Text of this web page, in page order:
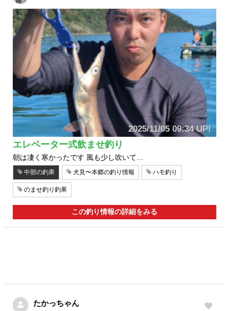
2025/11/05 09:34 UP!
エレベーター式飲ませ釣り
朝は凄く寒かったです 風も少し吹いて…
中部の釣果 犬見〜本郷の釣り情報 ハモ釣り
のませ釣り釣果
この釣り情報の詳細をみる
たかっちゃん